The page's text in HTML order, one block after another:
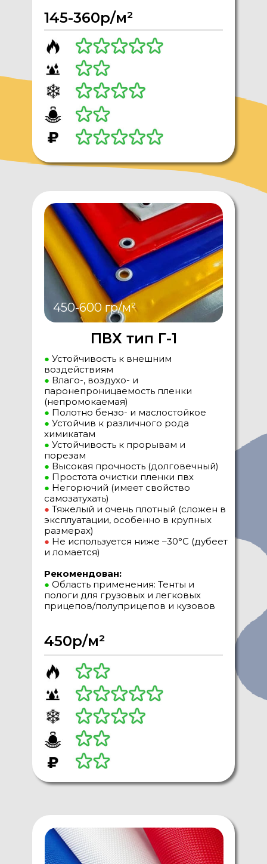
450р/м²
145-360р/м²
ПВХ тип Г-1
● Устойчивость к внешним
воздействиям
● Влаго-, воздухо- и
паронепроницаемость пленки
(непромокаемая)
● Полотно бензо- и маслостойкое
● Устойчив к различного рода
химикатам
● Устойчивость к прорывам и
порезам
● Высокая прочность (долговечный)
● Простота очистки пленки пвх
● Негорючий (имеет свойство
самозатухать)
● Тяжелый и очень плотный (сложен в
эксплуатации, особенно в крупных
размерах)
● Не используется ниже –30°C (дубеет
и ломается)
Рекомендован:
● Область применения: Тенты и
пологи для грузовых и легковых
прицепов/полуприцепов и кузовов
450-600 гр/м²